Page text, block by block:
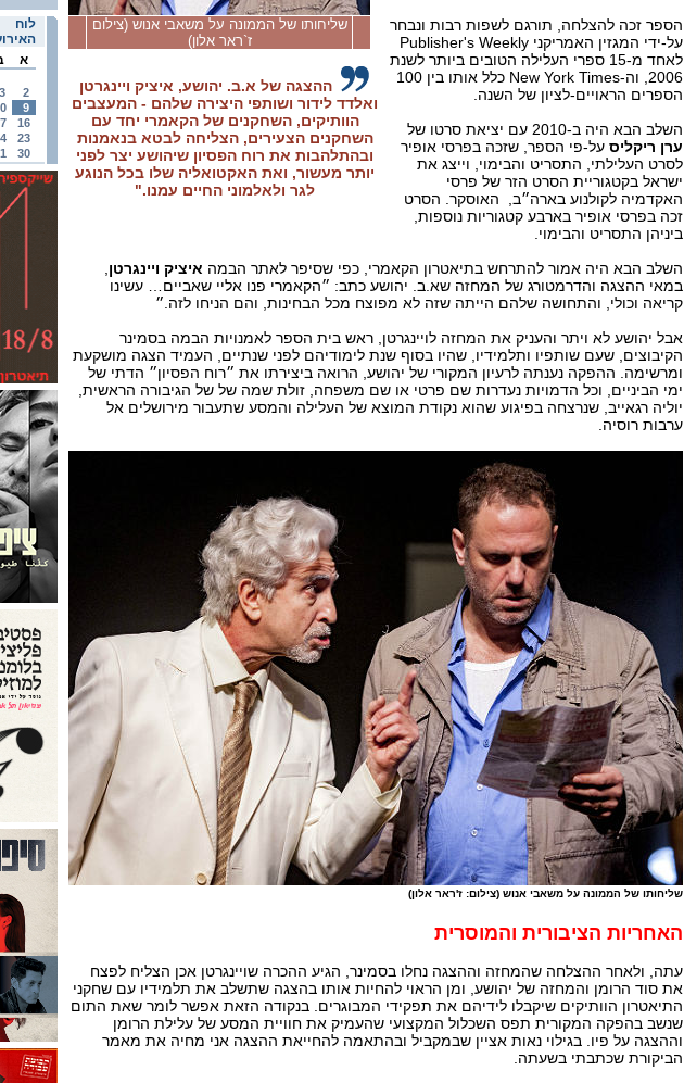
לוח
א
2
3
9
16
23
30
שליחותו של הממונה על משאבי אנוש (צילום
ז`ראר אלון)
ההצגה של א.ב. יהושע, איציק ויינגרטן
ואלדד לידור ושותפי היצירה שלהם - המעצבים
הוותיקים, השחקנים של הקאמרי יחד עם
השחקנים הצעירים, הצליחה לבטא בנאמנות
ובהתלהבות את רוח הפסיון שיהושע יצר לפני
יותר מעשור, ואת האקטואליה שלו בכל הנוגע
לגר ולאלמוני החיים עמנו."
הספר זכה להצלחה, תורגם לשפות רבות ונבחר
על-ידי המגזין האמריקני Publisher's Weekly
לאחד מ-15 ספרי העלילה הטובים ביותר לשנת
2006, וה-New York Times כלל אותו בין 100
הספרים הראויים-לציון של השנה.
השלב הבא היה ב-2010 עם יציאת סרטו של
ערן ריקליס על-פי הספר, שזכה בפרסי אופיר
לסרט העלילתי, התסריט והבימוי, וייצג את
ישראל בקטגוריית הסרט הזר של פרסי
האקדמיה לקולנוע בארה״ב, האוסקר. הסרט
זכה בפרסי אופיר בארבע קטגוריות נוספות,
ביניהן התסריט והבימוי.
השלב הבא היה אמור להתרחש בתיאטרון הקאמרי, כפי שסיפר לאתר הבמה איציק ויינגרטן
במאי ההצגה והדרמטורג של המחזה שא.ב. יהושע כתב: ״הקאמרי פנו אליי שאביים… עשינו
קריאה וכולי, והתחושה שלהם הייתה שזה לא מפוצח מכל הבחינות, והם הניחו לזה.״
אבל יהושע לא ויתר והעניק את המחזה לויינגרטן, ראש בית הספר לאמנויות הבמה בסמינר
הקיבוצים, שעם שותפיו ותלמידיו, שהיו בסוף שנת לימודיהם לפני שנתיים, העמיד הצגה מושקעת
ומרשימה. ההפקה נענתה לרעיון המקורי של יהושע, הרואה ביצירתו את ״רוח הפסיון״ הדתי של
ימי הביניים, וכל הדמויות נעדרות שם פרטי או שם משפחה, זולת שמה של של הגיבורה הראשית,
יוליה רגאייב, שנרצחה בפיגוע שהוא נקודת המוצא של העלילה והמסע שתעבור מירושלים אל
ערבות רוסיה.
שליחותו של הממונה על משאבי אנוש (צילום: ז'ראר אלון)
האחריות הציבורית והמוסרית
עתה, ולאחר ההצלחה שהמחזה וההצגה נחלו בסמינר, הגיע ההכרה שויינגרטן אכן הצליח לפצח
את סוד הרומן והמחזה של יהושע, ומן הראוי להחיות אותו בהצגה שתשלב את תלמידיו עם שחקני
התיאטרון הוותיקים שיקבלו לידיהם את תפקידי המבוגרים. בנקודה הזאת אפשר לומר שאת התום
שנשב בהפקה המקורית תפס השכלול המקצועי שהעמיק את חוויית המסע של עלילת הרומן
וההצגה על פיו. בגילוי נאות אציין שבמקביל ובהתאמה להחייאת ההצגה אני מחיה את מאמר
הביקורת שכתבתי בשעתה.